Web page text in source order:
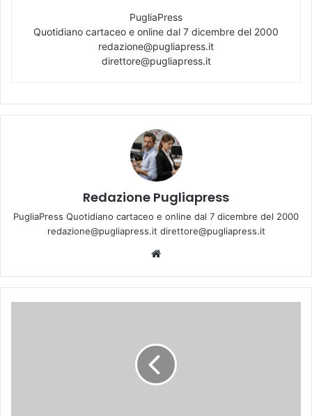
PugliaPress
Quotidiano cartaceo e online dal 7 dicembre del 2000
redazione@pugliapress.it
direttore@pugliapress.it
Redazione Pugliapress
PugliaPress Quotidiano cartaceo e online dal 7 dicembre del 2000
redazione@pugliapress.it direttore@pugliapress.it
te